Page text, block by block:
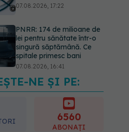
07.08.2026, 17:22
PNRR: 174 de milioane de
lei pentru sănătate într-o
singură săptămână. Ce
spitale primesc bani
07.08.2026, 16:41
Ce spune culoarea ta
preferată despre vârsta
pe care o ai. Care este
"codul cromatic" al
NE ȘI PE:
6560
ABONAȚI